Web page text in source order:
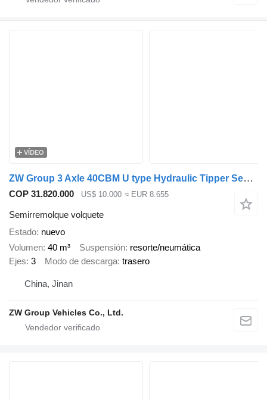
VÍDEO
ZW Group 3 Axle 40CBM U type Hydraulic Tipper Semi Trailer
COP 31.820.000 US$ 10.000 ≈ EUR 8.655
Semirremolque volquete
Estado nuevo
Volumen 40 m³ Suspensión resorte/neumática
Ejes 3 Modo de descarga trasero
China, Jinan
ZW Group Vehicles Co., Ltd.